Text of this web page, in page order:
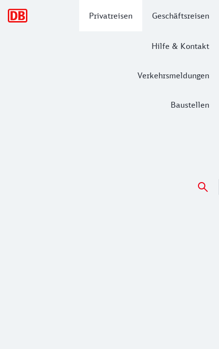
Privatreisen Geschäftsreisen
Hilfe & Kontakt
Verkehrsmeldungen
Baustellen